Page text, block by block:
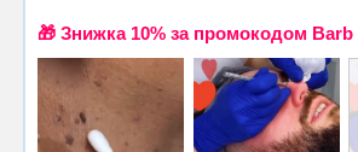
🎁 Знижка 10% за промокодом Barb